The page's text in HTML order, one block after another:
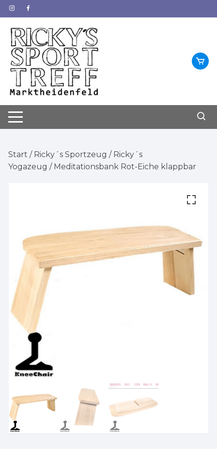
Zum
Inhalt
springen
Start / Ricky´s Sportzeug / Ricky´s
Yogazeug / Meditationsbank Rot-Eiche klappbar